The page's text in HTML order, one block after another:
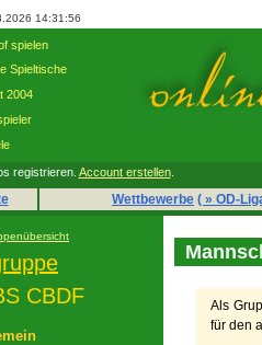
14:31:56
spielen
Spieltische
2004
registrieren. Account erstellen.
Wettbewerbe ( » OD-
CBDF
Als
für den